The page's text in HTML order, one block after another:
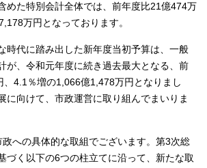
めた特別会計全体では、前年度比21億474万
万円となっております。
時代に踏み出した新年度当初予算は、一般
が、令和元年度に続き過去最大となる、前
4.1％増の1,066億1,478万円となりまし
に向けて、市政運営に取り組んでまいりま
への具体的な取組でございます。第3次総
づく以下の6つの柱立てに沿って、新たな取